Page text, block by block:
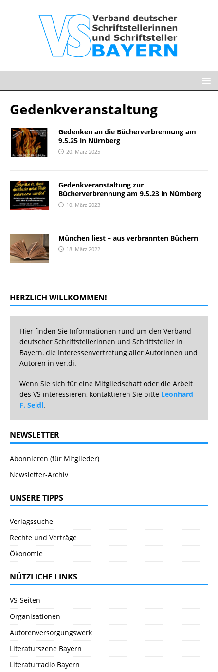
Gedenkveranstaltung
Gedenken an die Bücherverbrennung am
9.5.25 in Nürnberg
20. März 2025
Gedenkveranstaltung zur
Bücherverbrennung am 9.5.23 in Nürnberg
10. März 2023
München liest – aus verbrannten Büchern
18. März 2022
HERZLICH WILLKOMMEN!
Hier finden Sie Informationen rund um den Verband
deutscher Schriftstellerinnen und Schriftsteller in
Bayern, die Interessenvertretung aller Autorinnen und
Autoren in ver.di.
Wenn Sie sich für eine Mitgliedschaft oder die Arbeit
des VS interessieren, kontaktieren Sie bitte Leonhard
F. Seidl.
NEWSLETTER
Abonnieren (für Mitglieder)
Newsletter-Archiv
UNSERE TIPPS
Verlagssuche
Rechte und Verträge
Ökonomie
NÜTZLICHE LINKS
VS-Seiten
Organisationen
Autorenversorgungswerk
Literaturszene Bayern
Literaturradio Bayern